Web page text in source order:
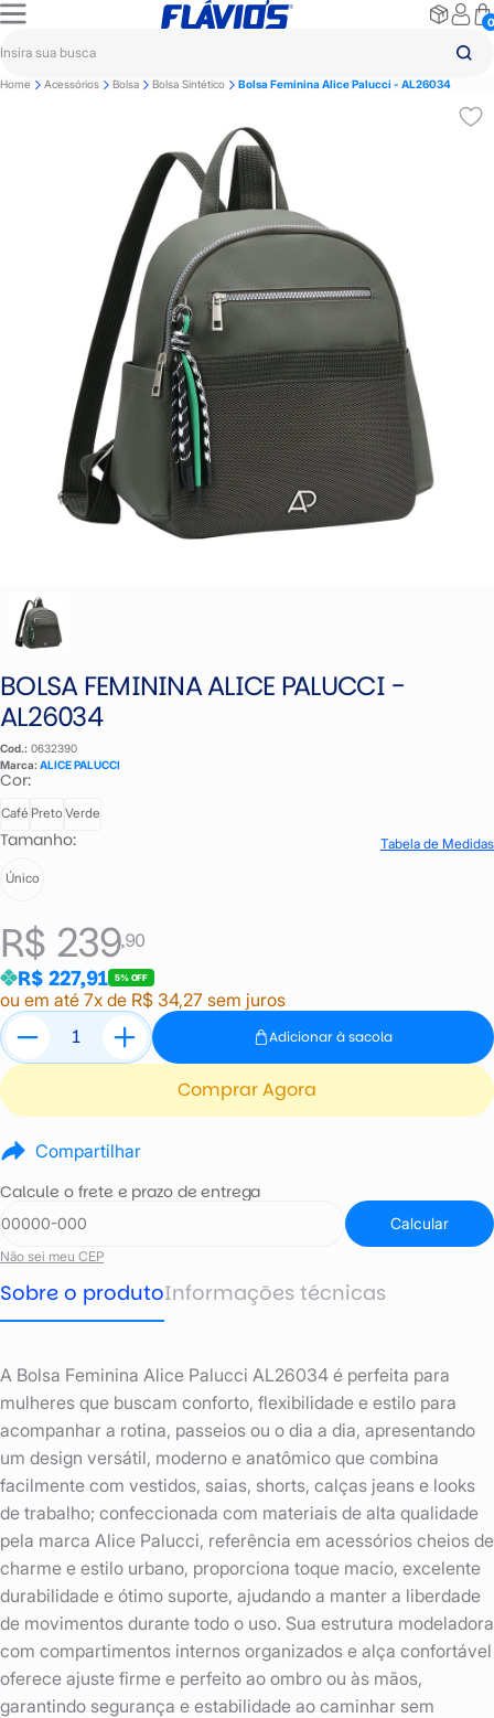
0
Home Acessórios Bolsa Bolsa Sintético Bolsa Feminina Alice Palucci - AL26034
BOLSA FEMININA ALICE PALUCCI -
AL26034
Cod.: 0632390
Marca: ALICE PALUCCI
R$ 239,90
R$ 227,91 5% OFF
ou em até 7x de R$ 34,27 sem juros
Cor:
Café Preto Verde
Tamanho: Tabela de Medidas
Único
Adicionar à sacola
Comprar Agora
Compartilhar
Calcule o frete e prazo de entrega
Calcular
Não sei meu CEP
Sobre o produtoInformações técnicas
A Bolsa Feminina Alice Palucci AL26034 é perfeita para
mulheres que buscam conforto, flexibilidade e estilo para
acompanhar a rotina, passeios ou o dia a dia, apresentando
um design versátil, moderno e anatômico que combina
facilmente com vestidos, saias, shorts, calças jeans e looks
de trabalho; confeccionada com materiais de alta qualidade
pela marca Alice Palucci, referência em acessórios cheios de
charme e estilo urbano, proporciona toque macio, excelente
durabilidade e ótimo suporte, ajudando a manter a liberdade
de movimentos durante todo o uso. Sua estrutura modeladora
com compartimentos internos organizados e alça confortável
oferece ajuste firme e perfeito ao ombro ou às mãos,
garantindo segurança e estabilidade ao caminhar sem